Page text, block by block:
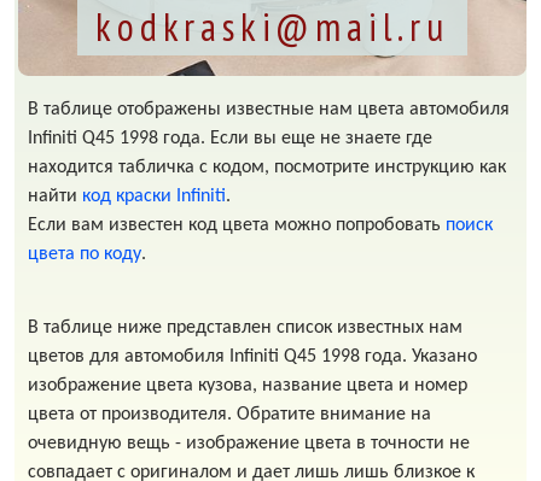
kodkraski@mail.ru
В таблице отображены известные нам цвета автомобиля
Infiniti Q45 1998 года. Если вы еще не знаете где
находится табличка с кодом, посмотрите инструкцию как
найти код краски Infiniti.
Если вам известен код цвета можно попробовать поиск
цвета по коду.
В таблице ниже представлен список известных нам
цветов для автомобиля Infiniti Q45 1998 года. Указано
изображение цвета кузова, название цвета и номер
цвета от производителя. Обратите внимание на
очевидную вещь - изображение цвета в точности не
совпадает с оригиналом и дает лишь лишь близкое к